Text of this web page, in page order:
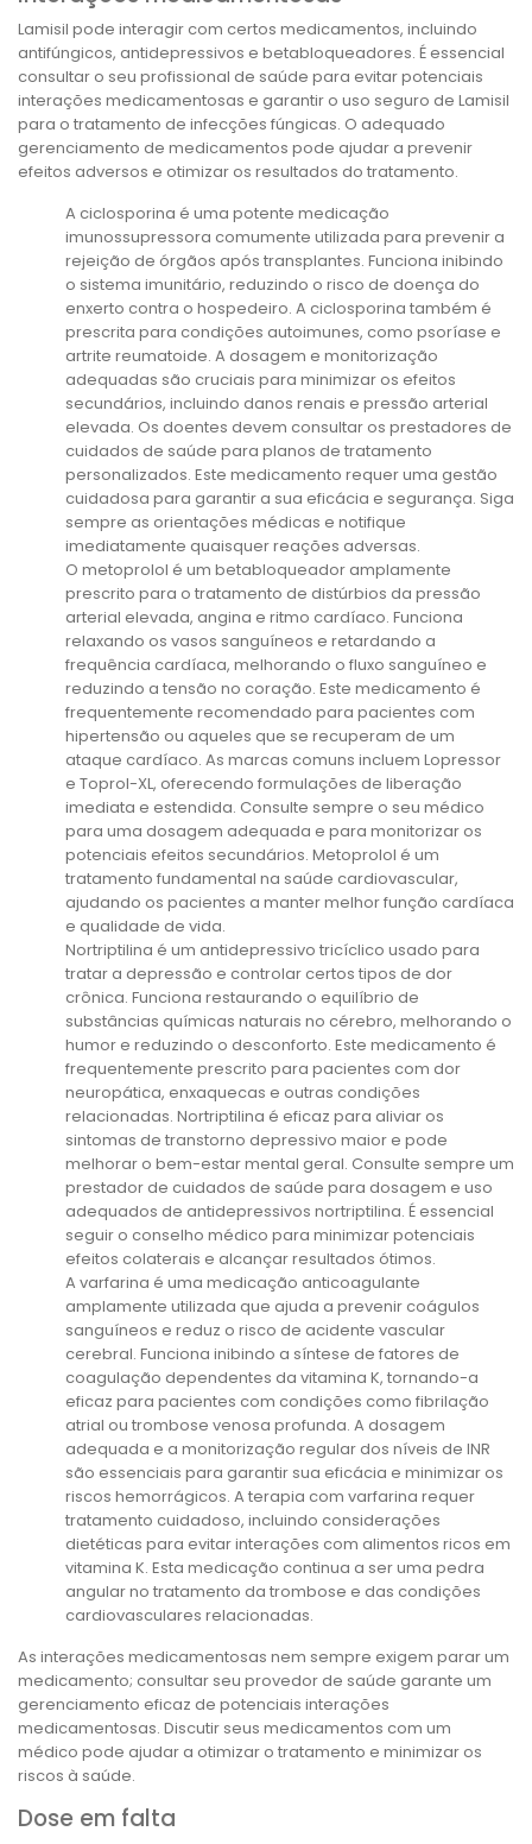
Lamisil pode interagir com certos medicamentos, incluindo
antifúngicos, antidepressivos e betabloqueadores. É essencial
consultar o seu profissional de saúde para evitar potenciais
interações medicamentosas e garantir o uso seguro de Lamisil
para o tratamento de infecções fúngicas. O adequado
gerenciamento de medicamentos pode ajudar a prevenir
efeitos adversos e otimizar os resultados do tratamento.
A ciclosporina é uma potente medicação
imunossupressora comumente utilizada para prevenir a
rejeição de órgãos após transplantes. Funciona inibindo
o sistema imunitário, reduzindo o risco de doença do
enxerto contra o hospedeiro. A ciclosporina também é
prescrita para condições autoimunes, como psoríase e
artrite reumatoide. A dosagem e monitorização
adequadas são cruciais para minimizar os efeitos
secundários, incluindo danos renais e pressão arterial
elevada. Os doentes devem consultar os prestadores de
cuidados de saúde para planos de tratamento
personalizados. Este medicamento requer uma gestão
cuidadosa para garantir a sua eficácia e segurança. Siga
sempre as orientações médicas e notifique
imediatamente quaisquer reações adversas.
O metoprolol é um betabloqueador amplamente
prescrito para o tratamento de distúrbios da pressão
arterial elevada, angina e ritmo cardíaco. Funciona
relaxando os vasos sanguíneos e retardando a
frequência cardíaca, melhorando o fluxo sanguíneo e
reduzindo a tensão no coração. Este medicamento é
frequentemente recomendado para pacientes com
hipertensão ou aqueles que se recuperam de um
ataque cardíaco. As marcas comuns incluem Lopressor
e Toprol-XL, oferecendo formulações de liberação
imediata e estendida. Consulte sempre o seu médico
para uma dosagem adequada e para monitorizar os
potenciais efeitos secundários. Metoprolol é um
tratamento fundamental na saúde cardiovascular,
ajudando os pacientes a manter melhor função cardíaca
e qualidade de vida.
Nortriptilina é um antidepressivo tricíclico usado para
tratar a depressão e controlar certos tipos de dor
crônica. Funciona restaurando o equilíbrio de
substâncias químicas naturais no cérebro, melhorando o
humor e reduzindo o desconforto. Este medicamento é
frequentemente prescrito para pacientes com dor
neuropática, enxaquecas e outras condições
relacionadas. Nortriptilina é eficaz para aliviar os
sintomas de transtorno depressivo maior e pode
melhorar o bem-estar mental geral. Consulte sempre um
prestador de cuidados de saúde para dosagem e uso
adequados de antidepressivos nortriptilina. É essencial
seguir o conselho médico para minimizar potenciais
efeitos colaterais e alcançar resultados ótimos.
A varfarina é uma medicação anticoagulante
amplamente utilizada que ajuda a prevenir coágulos
sanguíneos e reduz o risco de acidente vascular
cerebral. Funciona inibindo a síntese de fatores de
coagulação dependentes da vitamina K, tornando-a
eficaz para pacientes com condições como fibrilação
atrial ou trombose venosa profunda. A dosagem
adequada e a monitorização regular dos níveis de INR
são essenciais para garantir sua eficácia e minimizar os
riscos hemorrágicos. A terapia com varfarina requer
tratamento cuidadoso, incluindo considerações
dietéticas para evitar interações com alimentos ricos em
vitamina K. Esta medicação continua a ser uma pedra
angular no tratamento da trombose e das condições
cardiovasculares relacionadas.
As interações medicamentosas nem sempre exigem parar um
medicamento; consultar seu provedor de saúde garante um
gerenciamento eficaz de potenciais interações
medicamentosas. Discutir seus medicamentos com um
médico pode ajudar a otimizar o tratamento e minimizar os
riscos à saúde.
Dose em falta